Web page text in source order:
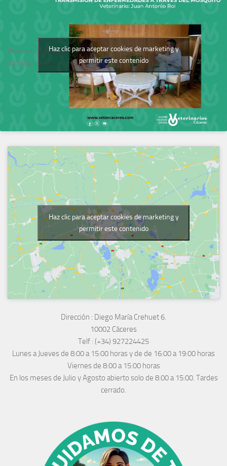
Podcast del Colegio
de Veterinarios
Haz clic para aceptar cookies de marketing y
permitir este contenido
Haz clic para aceptar cookies de marketing y
permitir este contenido
Dirección : Diego María Crehuet 6.
10002 Cáceres
Telf : (+34) 927224425
Lunes a Jueves de 8:00 a 15:00 horas y de de 16:00 a 19:00 horas
Viernes de 8:00 a 15:00 horas
En los meses de Julio y Agosto abierto solo de 8:00 a 15:00. Tardes
cerrado.